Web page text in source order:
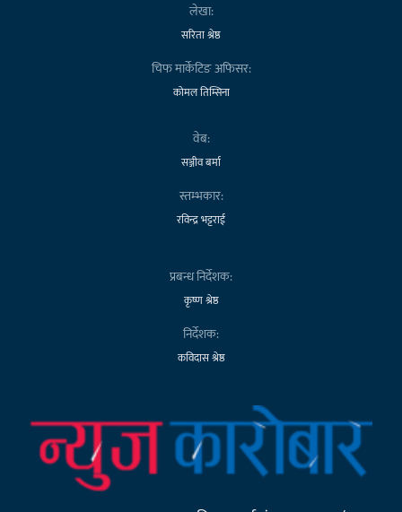
लेखा:
सरिता श्रेष्ठ
चिफ मार्केटिङ अफिसर:
कोमल तिम्सिना
वेब:
सञ्जीव बर्मा
स्तम्भकार:
रविन्द्र भट्टराई
प्रबन्ध निर्देशक:
कृष्ण श्रेष्ठ
निर्देशक:
कविदास श्रेष्ठ